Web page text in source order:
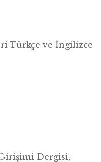
Türkçe ve İngilizce
Dergisi,